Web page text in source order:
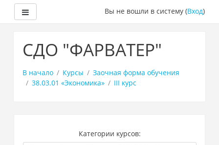
основному
содержанию
Вы не вошли в систему (Вход)
СДО "ФАРВАТЕР"
В начало Курсы
Заочная форма обучения
38.03.01 «Экономика»
III курс
Категории курсов: